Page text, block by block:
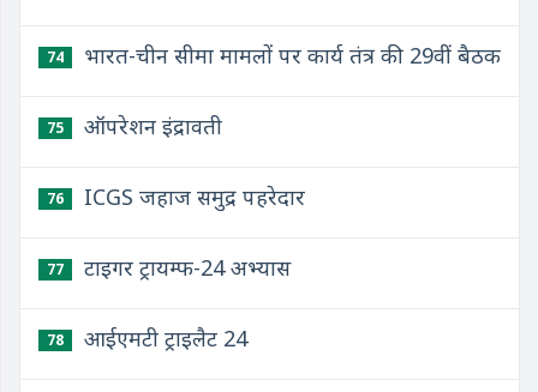
74 भारत-चीन सीमा मामलों पर कार्य तंत्र की 29वीं बैठक
75 ऑपरेशन इंद्रावती
76 ICGS जहाज समुद्र पहरेदार
77 टाइगर ट्रायम्फ-24 अभ्यास
78 आईएमटी ट्राइलैट 24